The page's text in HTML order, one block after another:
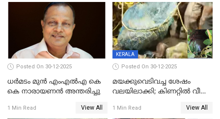
മർദിച്ചതായി പരാതി
Posted On 30-12-2025
ധർമടം മുൻ എംഎല്‍എ കെ
കെ നാരായണന്‍ അന്തരിച്ചു
1 Min Read View All
KERALA
Posted On 30-12-2025
മയക്കുവെടിവച്ച ശേഷം
വലയിലാക്കി; കിണറ്റിൽ വീണ
1 Min Read View All